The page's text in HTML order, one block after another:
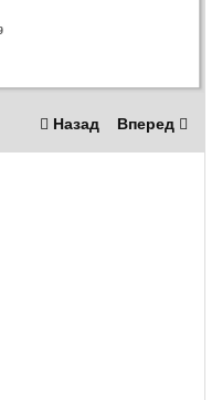
Вперед
Назад